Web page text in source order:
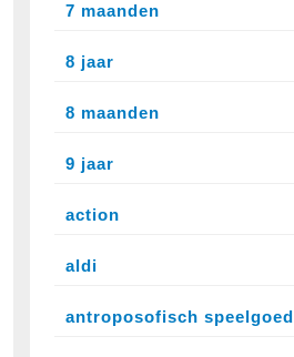
7 maanden
8 jaar
8 maanden
9 jaar
action
aldi
antroposofisch speelgoed